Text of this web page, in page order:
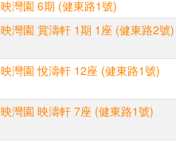
映灣園 6期 (健東路1號)
映灣園 賞濤軒 1期 1座 (健東路2號)
映灣園 悅濤軒 12座 (健東路1號)
映灣園 映濤軒 7座 (健東路1號)